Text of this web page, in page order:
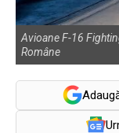
Avioane F-16
Române